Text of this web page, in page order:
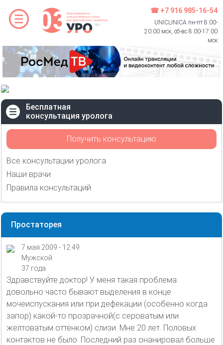
☎ +7 916 985-16-54
UNICLINICA пн-пт 8:00-
20:00 мск, сб-вс 8:00-17:00
мск
Бесплатная
консультация уролога
Получить консультацию
Все консультации уролога
Наши врачи
Правила консультаций
Простаторея
7 мая 2009 - 12:49
Мужской
37 года
Здравствуйте доктор! У меня такая проблема:
довольно часто бывают выделения в конце
мочеиспускания или при дефекации (особенно когда
запор) какой-то прозрачной(с сероватым или
желтоватым оттенком) слизи. Мне 20 лет. Половых
контактов не было. Последний раз онанировал больше